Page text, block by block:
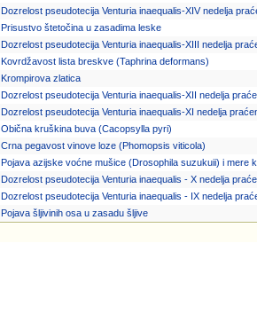
Dozrelost pseudotecija Venturia inaequalis-XIV nedelja
Prisustvo štetočina u zasadima leske
Dozrelost pseudotecija Venturia inaequalis-XIII nedelja
Kovrdžavost lista breskve (Taphrina deformans)
Krompirova zlatica
Dozrelost pseudotecija Venturia inaequalis-XII nedelja
Dozrelost pseudotecija Venturia inaequalis-XI nedelja
Obična kruškina buva (Cacopsylla pyri)
Crna pegavost vinove loze (Phomopsis viticola)
Pojava azijske voćne mušice (Drosophila suzukuii) i mere
Dozrelost pseudotecija Venturia inaequalis - X nedelja
Dozrelost pseudotecija Venturia inaequalis - IX nedelja
Pojava šljivinih osa u zasadu šljive